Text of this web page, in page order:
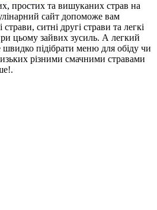
простих та вишуканих страв на
сайт допоможе вам
ситні другі страви та легкі
цьому зайвих зусиль. А легкий
підібрати меню для обіду чи
різними смачними стравами